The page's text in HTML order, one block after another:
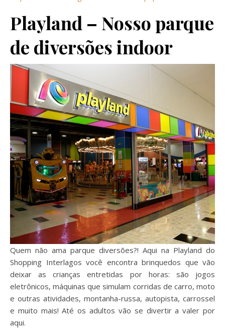
Playland – Nosso parque
de diversões indoor
Quem não ama parque diversões?! Aqui na Playland do
Shopping Interlagos você encontra brinquedos que vão
deixar as crianças entretidas por horas: são jogos
eletrônicos, máquinas que simulam corridas de carro, moto
e outras atividades, montanha-russa, autopista, carrossel
e muito mais! Até os adultos vão se divertir a valer por
aqui.